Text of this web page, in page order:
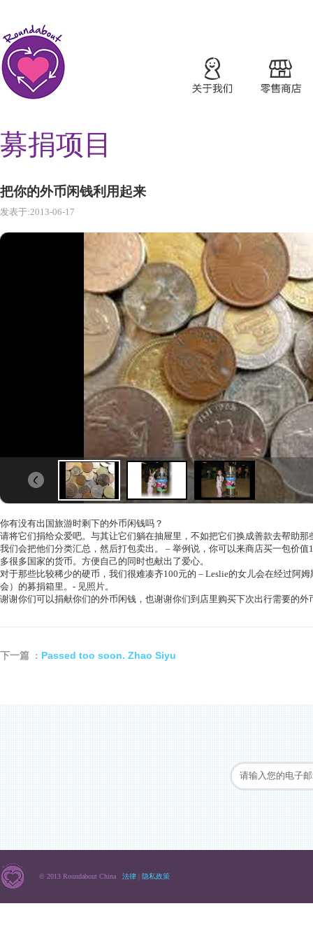
募捐项目
把你的外币闲钱利用起来
发表于:2013-06-17
你有没有出国旅游时剩下的外币闲钱吗？
请将它们捐给众爱吧。与其让它们躺在抽屉里，不如把它们换成善款去帮助那
我们会把他们分类汇总，然后打包卖出。 – 举例说，你可以来商店买一包价
多很多国家的货币。方便自己的同时也献出了爱心。
对于那些比较稀少的硬币，我们很难凑齐100元的 – Leslie的女儿会在经过阿
会）的募捐箱里。- 见照片。
谢谢你们可以捐献你们的外币闲钱，也谢谢你们到店里购买下次出行需要的外
下一篇 : Passed too soon. Zhao Siyu
© 2013 Roundabout China 法律 | 隐私政策